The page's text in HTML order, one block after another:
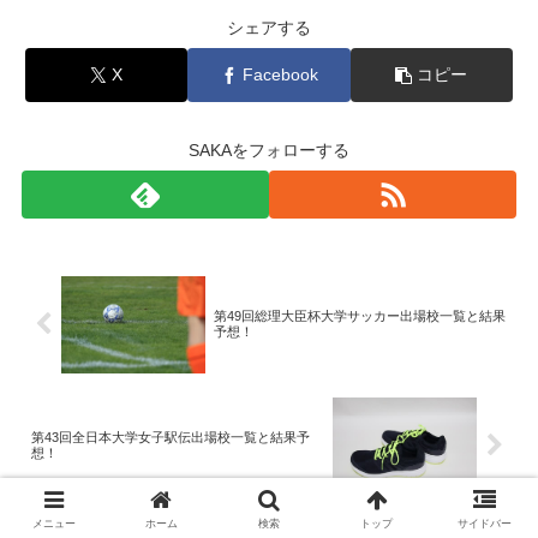
シェアする
X Facebook コピー
SAKAをフォローする
第49回総理大臣杯大学サッカー出場校一覧と結果
予想！
第43回全日本大学女子駅伝出場校一覧と結果予
想！
メニュー ホーム 検索 トップ サイドバー